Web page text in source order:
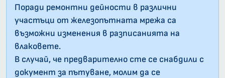
Поради ремонтни дейности в различни
участъци от железопътната мрежа са
възможни изменения в разписанията на
влаковете.
В случай, че предварително сте се снабдили с
документ за пътуване, молим да се